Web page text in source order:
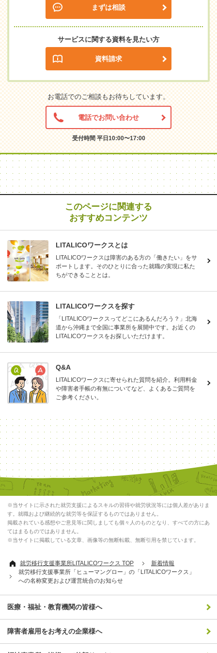
まずは相談
サービスに関する資料を見たい方
資料請求
お電話でのご相談もお待ちしています。
電話でお問い合わせ
受付時間 平日10:00〜17:00
このページに関連する
おすすめコンテンツ
LITALICOワークスとは
LITALICOワークスは障害のある方の「働きたい」をサ
ポートします。そのひとりに合った就職の実現に私た
ちができることとは。
LITALICOワークスを探す
「LITALICOワークスってどこにあるんだろう？」北海
道から沖縄まで全国に事業所を展開中です。お近くの
LITALICOワークスをお探しいただけます。
Q&A
LITALICOワークスに寄せられた質問を紹介。利用料金
や障害者手帳の有無についてなど、よくあるご質問を
ご参考ください。
※当サイトに示された就労支援によるスキルの習得や就労状況等には個人差がありま
す。就職および継続的な就労等を保証するものではありません。
掲載されている感想やご意見等に関しましても個々人のものとなり、すべての方にあ
てはまるものではありません。
※当サイトに掲載している文章、画像等の無断転載、無断引用を禁じています。
就労移行支援事業所LITALICOワークス TOP
新着情報
就労移行支援事業所「ヒューマングロー」の「LITALICOワークス」
への名称変更および運営統合のお知らせ
医療・福祉・教育機関の皆様へ
障害者雇用をお考えの企業様へ